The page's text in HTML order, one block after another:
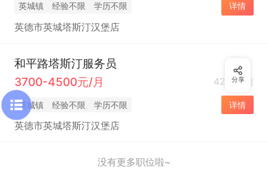
英城镇 经验不限 学历不限 详情
英德市英城塔斯汀汉堡店
和平路塔斯汀服务员
3700-4500元/月
42分钟前
英城镇 经验不限 学历不限 详情
英德市英城塔斯汀汉堡店
没有更多职位啦~
分享